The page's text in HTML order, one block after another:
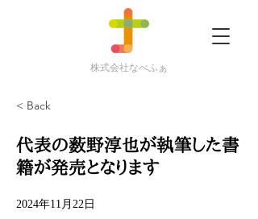
株式会社なべふぁ
< Back
代表の薮野淳也が執筆した書
籍が発売となります
2024年11月22日